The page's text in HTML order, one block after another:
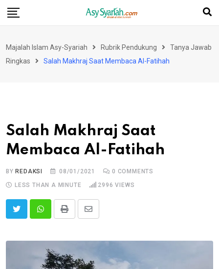
Skip
Majalah Islam Asy-Syariah Rubrik Pendukung
Tanya Jawab
Ringkas
Salah Makhraj Saat Membaca Al-Fatihah
Salah Makhraj Saat
Membaca Al-Fatihah
BYREDAKSI 08/01/2021 0 COMMENTS
LESS THAN A MINUTE
2996 VIEWS
Print
Share
Email